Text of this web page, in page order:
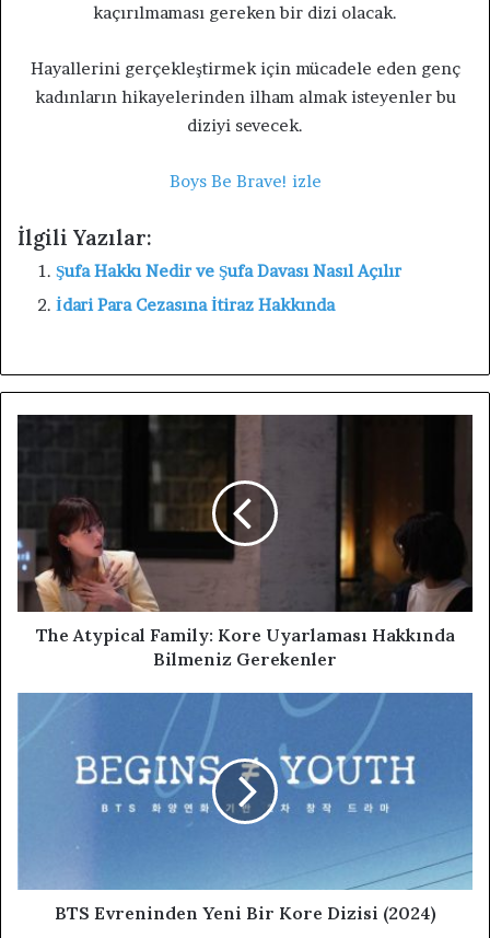
kaçırılmaması gereken bir dizi olacak.
Hayallerini gerçekleştirmek için mücadele eden genç
kadınların hikayelerinden ilham almak isteyenler bu
diziyi sevecek.
Boys Be Brave! izle
İlgili Yazılar:
Şufa Hakkı Nedir ve Şufa Davası Nasıl Açılır
İdari Para Cezasına İtiraz Hakkında
The Atypical Family: Kore Uyarlaması Hakkında
Bilmeniz Gerekenler
BTS Evreninden Yeni Bir Kore Dizisi (2024)